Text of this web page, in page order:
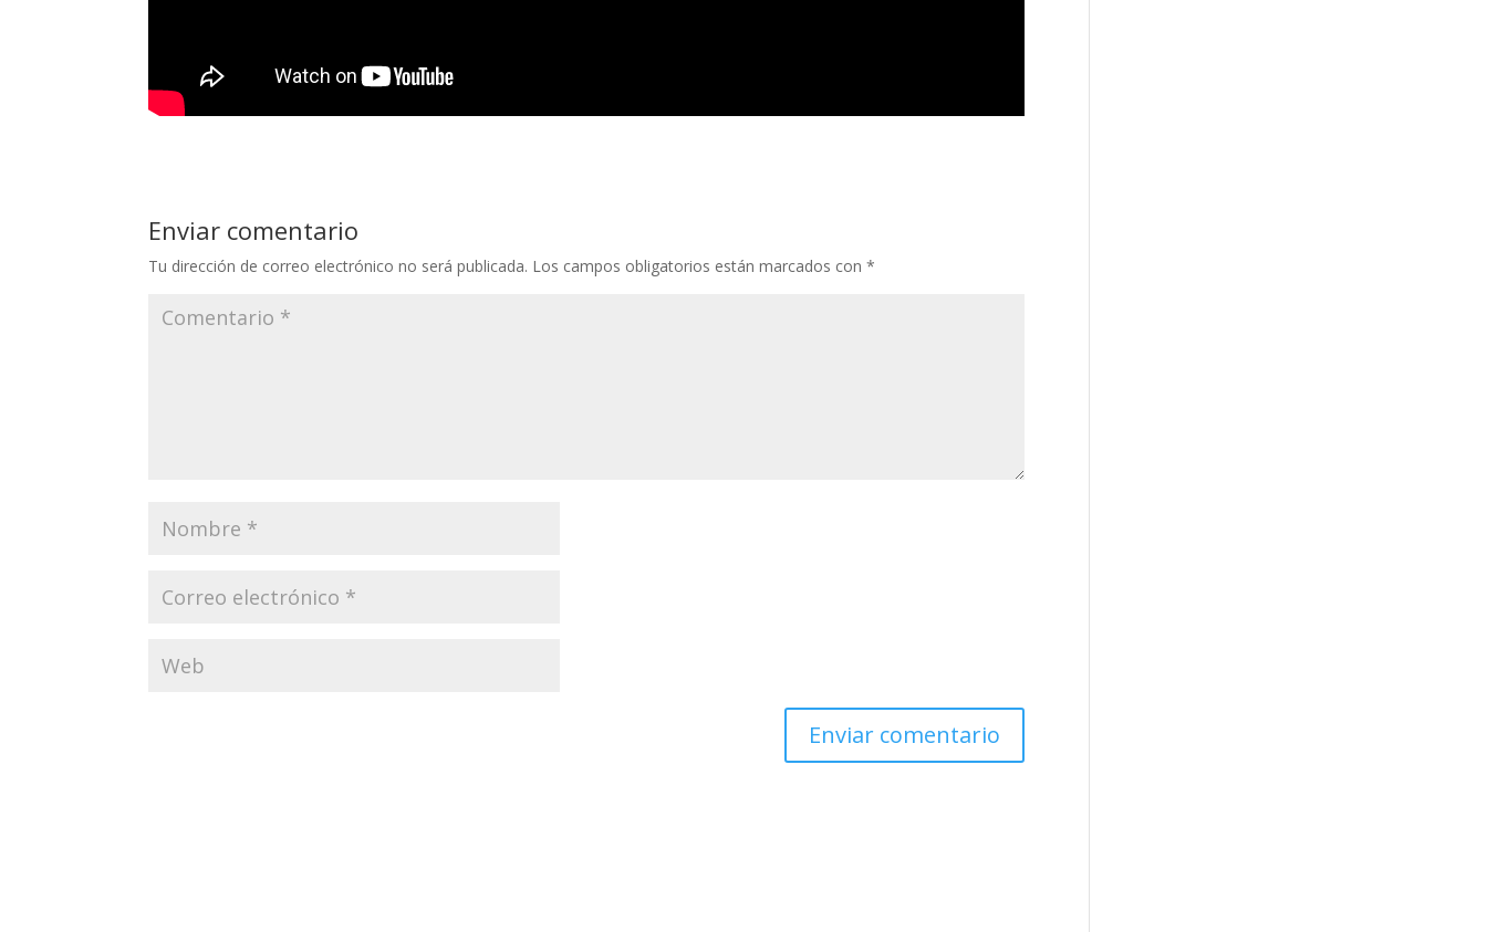
Enviar comentario
Tu dirección de correo electrónico no será publicada. Los campos obligatorios están marcados con*